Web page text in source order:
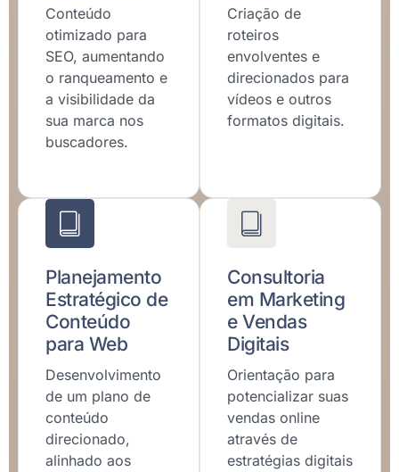
Conteúdo
otimizado para
SEO, aumentando
o ranqueamento e
a visibilidade da
sua marca nos
buscadores.
Criação de
roteiros
envolventes e
direcionados para
vídeos e outros
formatos digitais.
Planejamento
Estratégico de
Conteúdo
para Web
Desenvolvimento
de um plano de
conteúdo
direcionado,
alinhado aos
Consultoria
em Marketing
e Vendas
Digitais
Orientação para
potencializar suas
vendas online
através de
estratégias digitais